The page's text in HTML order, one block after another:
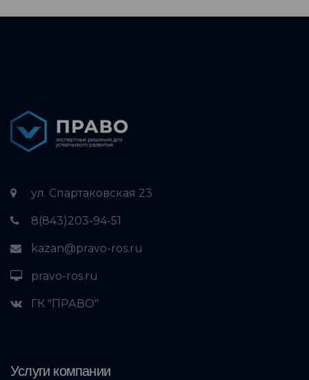
ул. Спартаковская 23
8(843)203-94-51
kazan@pravo-ros.ru
pravo-ros.ru
ГК "ПРАВО"
Услуги компании